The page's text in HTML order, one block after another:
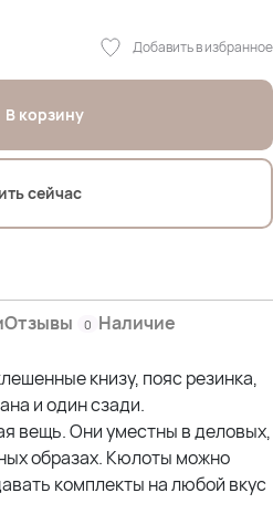
Добавить в избранное
В корзину
сейчас
Отзывы 0 Наличие
книзу, пояс резинка,
и один сзади.
вещь. Они уместны в деловых,
образах. Кюлоты можно
комплекты на любой вкус